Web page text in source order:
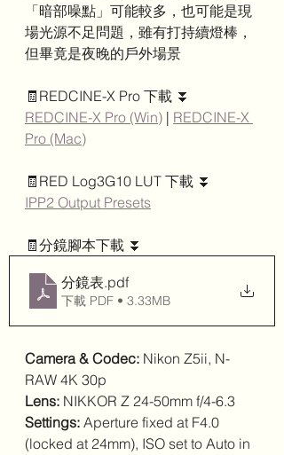
「暗部噪點」可能較多，也可能是現
場光源不足問題，雖有打持續燈棒，
但畢竟是夜晚的戶外場景
🧾REDCINE-X Pro 下載 ⏬
REDCINE-X Pro (Win) | REDCINE-X
Pro (Mac)
🧾RED Log3G10 LUT 下載 ⏬
IPP2 Output Presets
🧾分鏡腳本下載 ⏬
分鏡表.pdf
下載 PDF • 3.33MB
Camera & Codec: Nikon Z5ii, N-
RAW 4K 30p
Lens: NIKKOR Z 24-50mm f/4-6.3
Settings: Aperture fixed at F4.0
(locked at 24mm), ISO set to Auto in